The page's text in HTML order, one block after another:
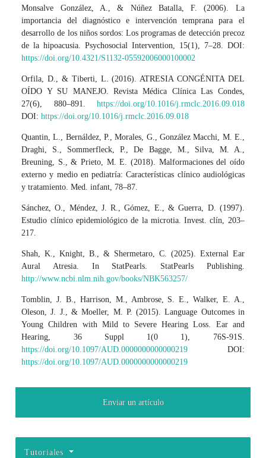
Monsalve González, A., & Núñez Batalla, F. (2006). La
importancia del diagnóstico e intervención temprana para el
desarrollo de los niños sordos: Los programas de detección precoz
de la hipoacusia. Psychosocial Intervention, 15(1), 7–28. DOI:
https://doi.org/10.4321/S1132-05592006000100002
Orfila, D., & Tiberti, L. (2016). ATRESIA CONGÉNITA DEL
OÍDO Y SU MANEJO. Revista Médica Clínica Las Condes,
27(6), 880–891. https://doi.org/10.1016/j.rmclc.2016.09.018
DOI:https://doi.org/10.1016/j.rmclc.2016.09.018
Quantin, L., Bernáldez, P., Morales, G., González Macchi, M. E.,
Draghi, S., Sommerfleck, P., De Bagge, M., Silva, M. A.,
Breuning, S., & Prieto, M. E. (2018). Malformaciones del oído
externo y medio en pediatría: Características clínico audiológicas
y tratamiento. Med. infant, 78–87.
Sánchez, O., Méndez, J. R., Gómez, E., & Guerra, D. (1997).
Estudio clínico epidemiológico de la microtia. Invest. clín, 203–
217.
Shah, K., Knight, B., & Shermetaro, C. (2025). External Ear
Aural Atresia. In StatPearls. StatPearls Publishing.
http://www.ncbi.nlm.nih.gov/books/NBK563257/
Tomblin, J. B., Harrison, M., Ambrose, S. E., Walker, E. A.,
Oleson, J. J., & Moeller, M. P. (2015). Language Outcomes in
Young Children with Mild to Severe Hearing Loss. Ear and
Hearing, 36 Suppl 1(0 1), 76S-91S.
https://doi.org/10.1097/AUD.0000000000000219 DOI:
https://doi.org/10.1097/AUD.0000000000000219
Enviar un artículo
Tutoriales